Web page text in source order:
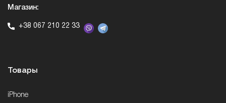
Магазин:
+38 067 210 22 33
Товары
iPhone